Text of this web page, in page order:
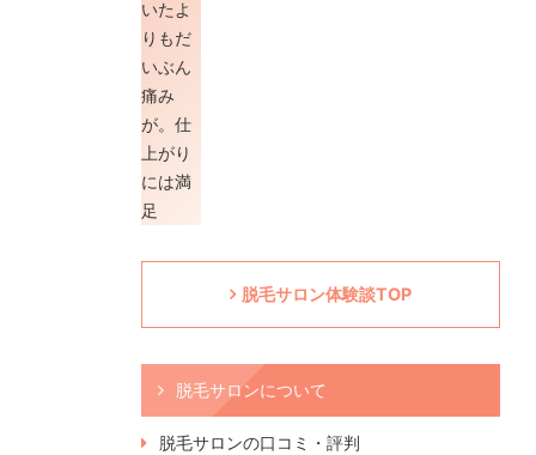
脱毛サロン体験談TOP
脱毛サロンについて
脱毛サロンの口コミ・評判